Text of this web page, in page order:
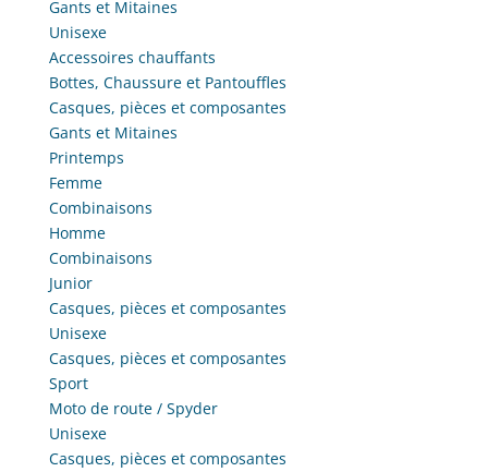
Gants et Mitaines
Unisexe
Accessoires chauffants
Bottes, Chaussure et Pantouffles
Casques, pièces et composantes
Gants et Mitaines
Printemps
Femme
Combinaisons
Homme
Combinaisons
Junior
Casques, pièces et composantes
Unisexe
Casques, pièces et composantes
Sport
Moto de route / Spyder
Unisexe
Casques, pièces et composantes